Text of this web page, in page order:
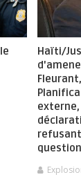
Haïti/